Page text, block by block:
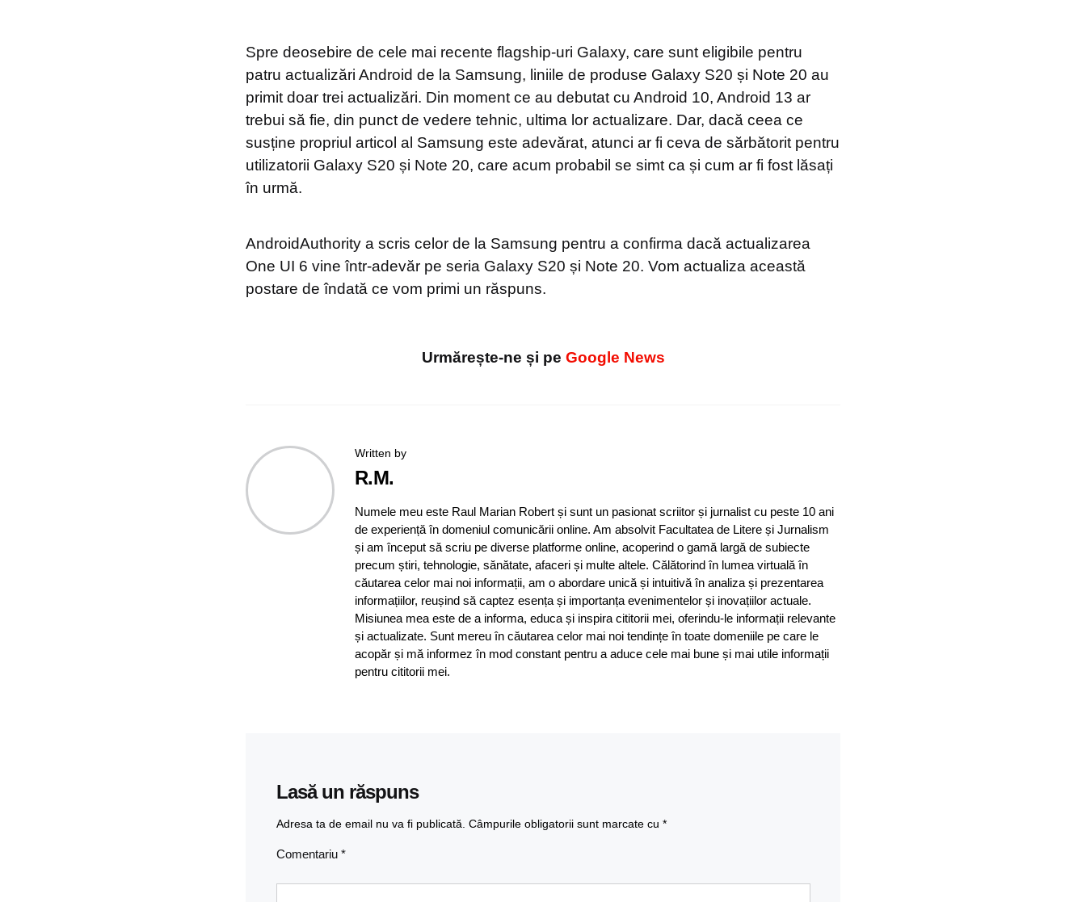
Spre deosebire de cele mai recente flagship-uri Galaxy, care sunt eligibile pentru
patru actualizări Android de la Samsung, liniile de produse Galaxy S20 și Note 20 au
primit doar trei actualizări. Din moment ce au debutat cu Android 10, Android 13 ar
trebui să fie, din punct de vedere tehnic, ultima lor actualizare. Dar, dacă ceea ce
susține propriul articol al Samsung este adevărat, atunci ar fi ceva de sărbătorit pentru
utilizatorii Galaxy S20 și Note 20, care acum probabil se simt ca și cum ar fi fost lăsați
în urmă.
AndroidAuthority a scris celor de la Samsung pentru a confirma dacă actualizarea
One UI 6 vine într-adevăr pe seria Galaxy S20 și Note 20. Vom actualiza această
postare de îndată ce vom primi un răspuns.
Urmărește-ne și pe Google News
Written by
R.M.
Numele meu este Raul Marian Robert și sunt un pasionat scriitor și jurnalist cu peste 10 ani
de experiență în domeniul comunicării online. Am absolvit Facultatea de Litere și Jurnalism
și am început să scriu pe diverse platforme online, acoperind o gamă largă de subiecte
precum știri, tehnologie, sănătate, afaceri și multe altele. Călătorind în lumea virtuală în
căutarea celor mai noi informații, am o abordare unică și intuitivă în analiza și prezentarea
informațiilor, reușind să captez esența și importanța evenimentelor și inovațiilor actuale.
Misiunea mea este de a informa, educa și inspira cititorii mei, oferindu-le informații relevante
și actualizate. Sunt mereu în căutarea celor mai noi tendințe în toate domeniile pe care le
acopăr și mă informez în mod constant pentru a aduce cele mai bune și mai utile informații
pentru cititorii mei.
Lasă un răspuns
Adresa ta de email nu va fi publicată. Câmpurile obligatorii sunt marcate cu *
Comentariu *